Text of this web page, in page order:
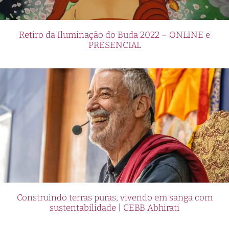
Retiro da Iluminação do Buda 2022 – ONLINE e
PRESENCIAL
Construindo terras puras, vivendo em sanga com
sustentabilidade | CEBB Abhirati